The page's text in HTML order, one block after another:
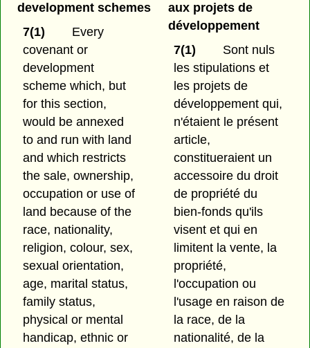
development schemes
7(1)
Every
covenant or
development
scheme which, but
for this section,
would be annexed
to and run with land
and which restricts
the sale, ownership,
occupation or use of
land because of the
race, nationality,
religion, colour, sex,
sexual orientation,
age, marital status,
family status,
physical or mental
handicap, ethnic or
aux projets de
développement
7(1)
Sont nuls
les stipulations et
les projets de
développement qui,
n'étaient le présent
article,
constitueraient un
accessoire du droit
de propriété du
bien-fonds qu'ils
visent et qui en
limitent la vente, la
propriété,
l'occupation ou
l'usage en raison de
la race, de la
nationalité, de la